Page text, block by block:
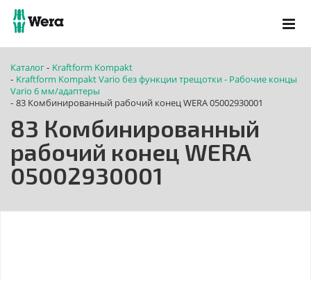
Каталог - Kraftform Kompakt
- Kraftform Kompakt Vario без функции трещотки - Рабочие концы
Vario 6 мм/адаптеры
- 83 Комбинированный рабочий конец WERA 05002930001
83 Комбинированный
рабочий конец WERA
05002930001